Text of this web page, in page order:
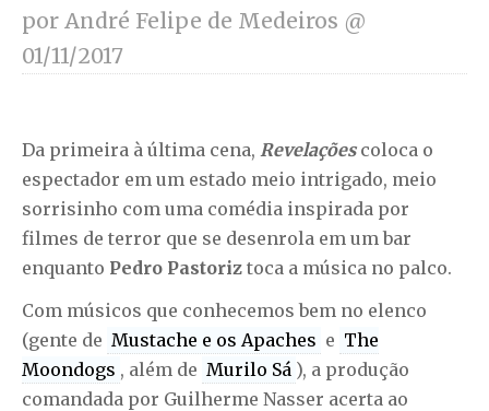
por André Felipe de Medeiros @
01/11/2017
Da primeira à última cena, Revelações coloca o
espectador em um estado meio intrigado, meio
sorrisinho com uma comédia inspirada por
filmes de terror que se desenrola em um bar
enquanto Pedro Pastoriz toca a música no palco.
Com músicos que conhecemos bem no elenco
(gente de Mustache e os Apaches e The
Moondogs , além de Murilo Sá ), a produção
comandada por Guilherme Nasser acerta ao